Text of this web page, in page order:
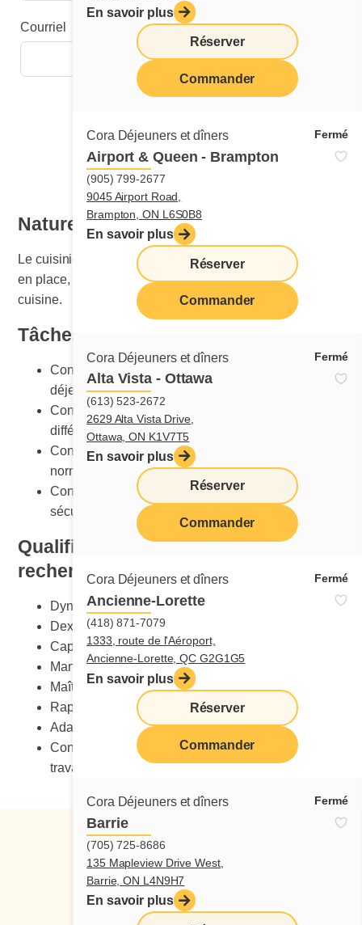
En savoir plus
Réserver
Commander
Cora Déjeuners et dîners Fermé
Airport & Queen - Brampton
(905) 799-2677
9045 Airport Road,
Brampton, ON L6S0B8
En savoir plus
Réserver
Commander
Cora Déjeuners et dîners Fermé
Alta Vista - Ottawa
(613) 523-2672
2629 Alta Vista Drive,
Ottawa, ON K1V7T5
En savoir plus
Réserver
Commander
Cora Déjeuners et dîners Fermé
Ancienne-Lorette
(418) 871-7079
1333, route de l'Aéroport,
Ancienne-Lorette, QC G2G1G5
En savoir plus
Réserver
Commander
Cora Déjeuners et dîners Fermé
Barrie
(705) 725-8686
135 Mapleview Drive West,
Barrie, ON L4N9H7
En savoir plus
Courriel
Nature du travail
Le cuisinier ou la cuisinière est responsable de la mise
en place, de l’entretien et du nettoyage de la section
cuisine.
Tâches principales
Connaître les procédures de cuisson détaillées des
déjeuners et des dîners
Connaître la bonne méthode de préparation des
différentes recettes
Connaître les présentations des plats selon les
normes Cora
Connaître les équipements et leur utilisation
sécuritaire
Qualification et compétences
recherchées
Dynamisme
Dextérité manuelle
Capacité de charge
Maniement sécuritaire des couteaux
Maîtrise du stress
Rapidité
Adaptabilité au changement
Connaissance des normes de santé et sécurité au
travail